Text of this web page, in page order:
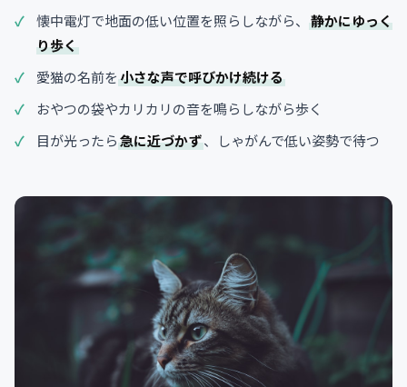
懐中電灯で地面の低い位置を照らしながら、 静かにゆっく
り歩く
愛猫の名前を小さな声で呼びかけ続ける
おやつの袋やカリカリの音を鳴らしながら歩く
目が光ったら急に近づかず、しゃがんで低い姿勢で待つ